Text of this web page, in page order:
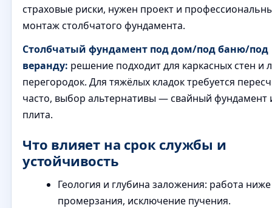
страховые риски, нужен проект и
монтаж столбчатого фундамента.
Столбчатый фундамент под дом/под баню/под
веранду: решение подходит для каркасных стен и
перегородок. Для тяжёлых кладок требуется
часто, выбор альтернативы — свайный фундамент
плита.
Что влияет на срок службы и
устойчивость
Геология и глубина заложения: работа
промерзания, исключение пучения.